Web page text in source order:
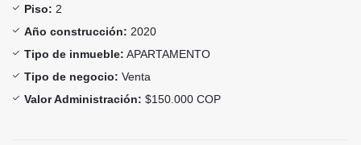
Piso: 2
Año construcción: 2020
Tipo de inmueble: APARTAMENTO
Tipo de negocio: Venta
Valor Administración: $150.000 COP